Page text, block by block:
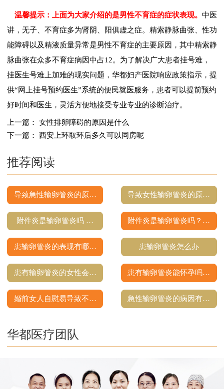
温馨提示：上面为大家介绍的是男性不育症的症状表现。 中医
讲，无子、不育症多为肾阴、阳俱虚之症。精索静脉曲张、性功
能障碍以及精液质量异常是男性不育症的主要原因，其中精索静
脉曲张在众多不育症病因中占12。为了解决广大患者挂号难，
挂医生号难上加难的现实问题，华都妇产医院响应政策指示，提
供“网上挂号预约医生”系统的便民就医服务，患者可以提前预约
好时间和医生，灵活方便地接受专业专业的诊断治疗。
上一篇： 女性排卵障碍的原因是什么
下一篇： 西安上环取环后多久可以同房呢
推荐阅读
导致急性输卵管炎的原… 导致女性输卵管炎的原…
附件炎是输卵管炎吗 … 附件炎是输卵管炎吗？…
患输卵管炎的表现有哪… 患输卵管炎怎么办
患有输卵管炎的女性会… 患有输卵管炎能怀孕吗…
婚前女人自慰易导致不… 急性输卵管炎的病因有…
华都医疗团队